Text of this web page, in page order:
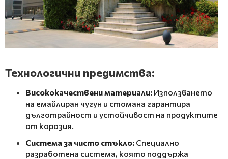
Технологични предимства:
Висококачествени материали: Използването
на емайлиран чугун и стомана гарантира
дълготрайност и устойчивост на продуктите
от корозия.
Система за чисто стъкло: Специално
разработена система, която поддържа